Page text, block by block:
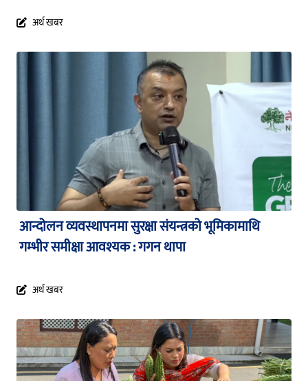
अर्थ खबर
आन्दोलन व्यवस्थापनमा सुरक्षा संयन्त्रको भूमिकामाथि
गम्भीर समीक्षा आवश्यक : गगन थापा
अर्थ खबर